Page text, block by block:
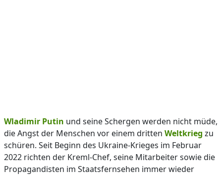
Wladimir Putin und seine Schergen werden nicht müde,
die Angst der Menschen vor einem dritten Weltkrieg zu
schüren. Seit Beginn des Ukraine-Krieges im Februar
2022 richten der Kreml-Chef, seine Mitarbeiter sowie die
Propagandisten im Staatsfernsehen immer wieder